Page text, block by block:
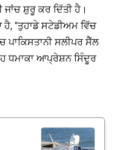
ਸ਼ੁਰੂ ਕਰ ਦਿੱਤੀ ਹੈ।
ਹੈ, "ਤੁਹਾਡੇ ਸਟੇਡੀਅਮ ਵਿੱਚ
ਪਾਕਿਸਤਾਨੀ ਸਲੀਪਰ ਸੈੱਲ
ਧਮਾਕਾ ਆਪ੍ਰੇਸ਼ਨ ਸਿੰਦੂਰ